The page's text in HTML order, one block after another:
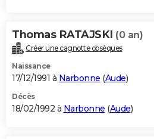
Thomas RATAJSKI (0 an)
Créer une cagnotte obsèques
Naissance
17/12/1991 à Narbonne (Aude)
Décès
18/02/1992 à Narbonne (Aude)